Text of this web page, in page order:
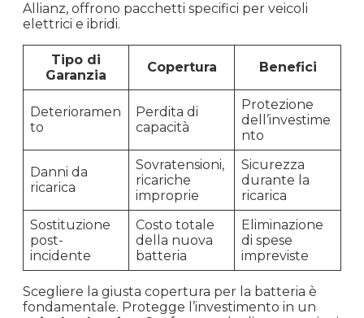
Allianz, offrono pacchetti specifici per veicoli
elettrici e ibridi.
Tipo di
Garanzia
Copertura Benefici
Deterioramen
to
Perdita di
capacità
Protezione
dell’investime
nto
Danni da
ricarica
Sovratensioni,
ricariche
improprie
Sicurezza
durante la
ricarica
Sostituzione
post-
incidente
Costo totale
della nuova
batteria
Eliminazione
di spese
impreviste
Scegliere la giusta copertura per la batteria è
fondamentale. Protegge l’investimento in un